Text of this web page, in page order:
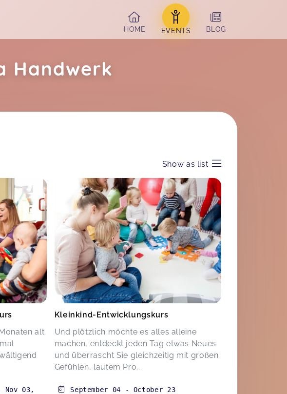
HOME
EVENTS BLOG
Handwerk
Show as list
alt.
Nov 03,
Kleinkind-Entwicklungskurs
Und plötzlich möchte es alles alleine
machen, entdeckt jeden Tag etwas Neues
und überrascht Sie gleichzeitig mit großen
Gefühlen, lautem Pro...
September 04 - October 23